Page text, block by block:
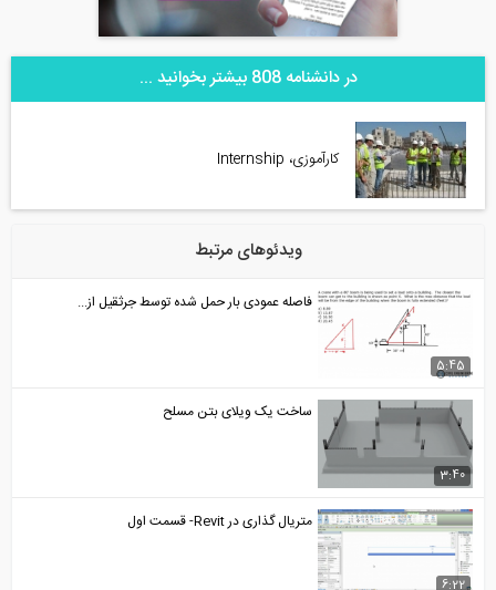
در دانشنامه 808 بیشتر بخوانید ...
کارآموزی، Internship
ویدئوهای مرتبط
5:45
فاصله عمودی بار حمل شده توسط جرثقیل از...
3:40
ساخت یک ویلای بتن مسلح
6:22
متریال گذاری در Revit- قسمت اول